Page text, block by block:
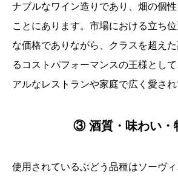
ナブルなワイン造りであり、畑の個
ことにあります。市場における立ち
な価格でありながら、クラスを超え
るコストパフォーマンスの王様とし
アルなレストランや家庭で広く愛され
③ 酒質・味わい・
使用されているぶどう品種はソーヴ